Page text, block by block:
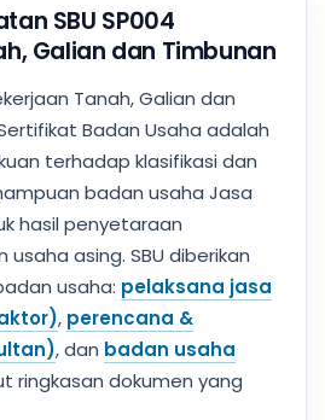
SBU SP004
Galian dan Timbunan
Tanah, Galian dan
Badan Usaha adalah
terhadap klasifikasi dan
badan usaha Jasa
hasil penyetaraan
asing. SBU diberikan
usaha: pelaksana jasa
, perencana &
, dan badan usaha
ringkasan dokumen yang